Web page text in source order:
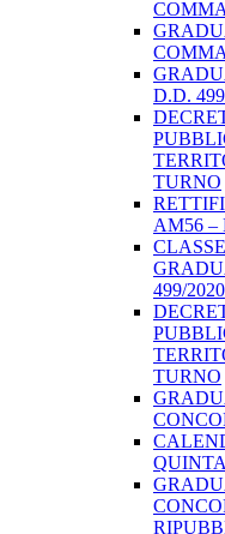
D.D.
TURNO
AM56 –
499/2020
TURNO